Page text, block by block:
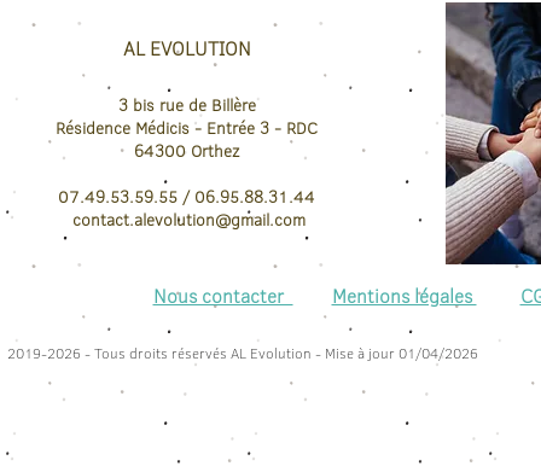
AL EVOLUTION
3 bis rue de Billère
Résidence Médicis - Entrée 3 - RDC
64300 Orthez
07.49.53.59.55 / 06.95.88.31.44
contact.alevolution@gmail.com
Nous contacter Mentions légales
2019-2026 - Tous droits réservés AL Evolution - Mise à jour 01/04/2026